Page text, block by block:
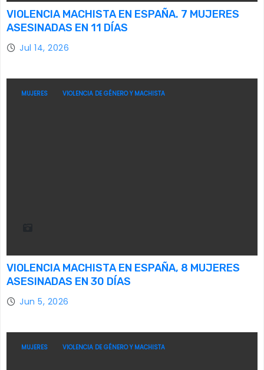
VIOLENCIA MACHISTA EN ESPAÑA. 7 MUJERES
ASESINADAS EN 11 DÍAS
Jul 14, 2026
MUJERES VIOLENCIA DE GÉNERO Y MACHISTA
VIOLENCIA MACHISTA EN ESPAÑA, 8 MUJERES
ASESINADAS EN 30 DÍAS
Jun 5, 2026
MUJERES VIOLENCIA DE GÉNERO Y MACHISTA